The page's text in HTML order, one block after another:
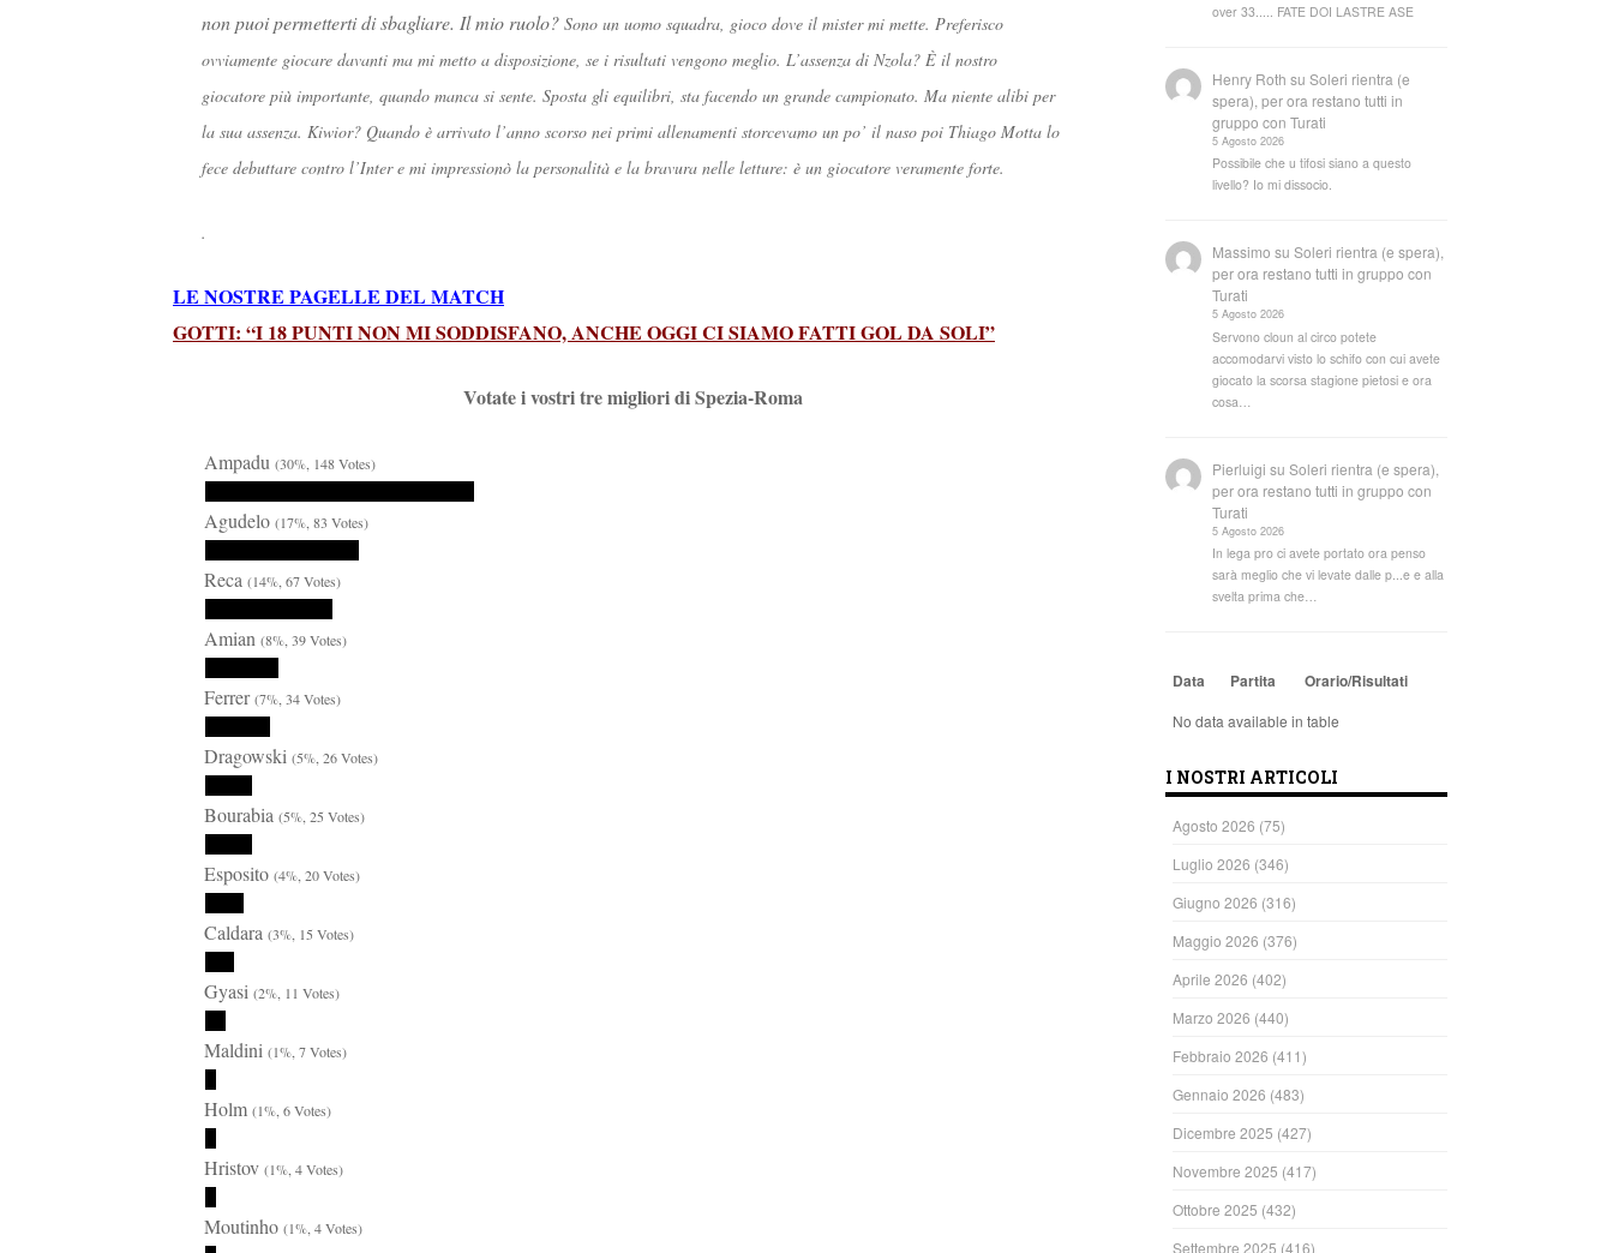
non puoi permetterti di sbagliare. Il mio ruolo? Sono un uomo squadra, gioco dove il mister mi mette. Preferisco
ovviamente giocare davanti ma mi metto a disposizione, se i risultati vengono meglio. L’assenza di Nzola? È il nostro
giocatore più importante, quando manca si sente. Sposta gli equilibri, sta facendo un grande campionato. Ma niente alibi per
la sua assenza. Kiwior? Quando è arrivato l’anno scorso nei primi allenamenti storcevamo un po’ il naso poi Thiago Motta lo
fece debuttare contro l’Inter e mi impressionò la personalità e la bravura nelle letture: è un giocatore veramente forte.
.
LE NOSTRE PAGELLE DEL MATCH
GOTTI: “I 18 PUNTI NON MI SODDISFANO, ANCHE OGGI CI SIAMO FATTI GOL DA SOLI”
Votate i vostri tre migliori di Spezia-Roma
Ampadu (30%, 148 Votes)
Agudelo (17%, 83 Votes)
Reca (14%, 67 Votes)
Amian (8%, 39 Votes)
Ferrer(7%, 34 Votes)
Dragowski (5%, 26 Votes)
Bourabia (5%, 25 Votes)
Esposito (4%, 20 Votes)
Caldara (3%, 15 Votes)
Gyasi (2%, 11 Votes)
Maldini (1%, 7 Votes)
Holm (1%, 6 Votes)
Hristov (1%, 4 Votes)
Moutinho (1%, 4 Votes)
over 33..... FATE DOI LASTRE ASE
Henry Roth suSoleri rientra (e
spera), per ora restano tutti in
gruppo con Turati
5 Agosto 2026
Possibile che u tifosi siano a questo
livello? Io mi dissocio.
Massimo suSoleri rientra (e spera),
per ora restano tutti in gruppo con
Turati
5 Agosto 2026
Servono cloun al circo potete
accomodarvi visto lo schifo con cui avete
giocato la scorsa stagione pietosi e ora
cosa…
Pierluigi suSoleri rientra (e spera),
per ora restano tutti in gruppo con
Turati
5 Agosto 2026
In lega pro ci avete portato ora penso
sarà meglio che vi levate dalle p...e e alla
svelta prima che…
Data Partita Orario/Risultati
No data available in table
I NOSTRI ARTICOLI
Agosto 2026 (75)
Luglio 2026 (346)
Giugno 2026 (316)
Maggio 2026 (376)
Aprile 2026 (402)
Marzo 2026 (440)
Febbraio 2026 (411)
Gennaio 2026 (483)
Dicembre 2025 (427)
Novembre 2025 (417)
Ottobre 2025 (432)
Settembre 2025 (416)